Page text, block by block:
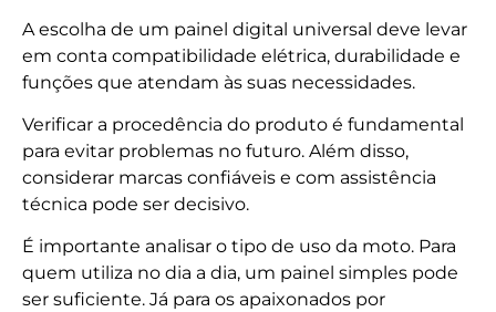
A escolha de um painel digital universal deve levar
em conta compatibilidade elétrica, durabilidade e
funções que atendam às suas necessidades.
Verificar a procedência do produto é fundamental
para evitar problemas no futuro. Além disso,
considerar marcas confiáveis e com assistência
técnica pode ser decisivo.
É importante analisar o tipo de uso da moto. Para
quem utiliza no dia a dia, um painel simples pode
ser suficiente. Já para os apaixonados por